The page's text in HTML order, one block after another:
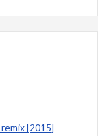
[2015]